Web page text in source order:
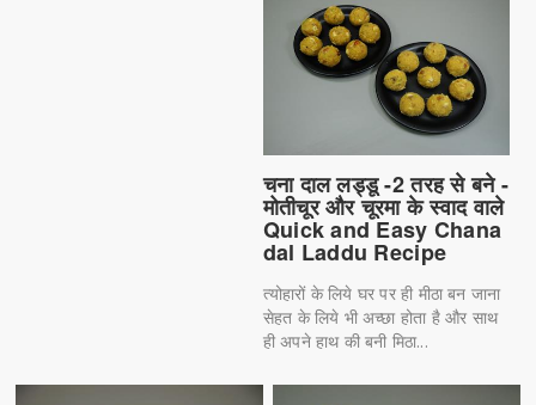
चना दाल लड्डू -2 तरह से बने -
मोतीचूर और चूरमा के स्वाद वाले
Quick and Easy Chana
dal Laddu Recipe
त्योहारों के लिये घर पर ही मीठा बन जाना
सेहत के लिये भी अच्छा होता है और साथ
ही अपने हाथ की बनी मिठा...